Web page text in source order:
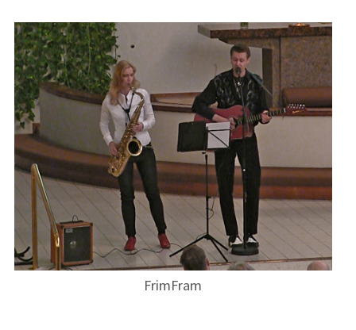
Stadin Friidut ja Stadin
Kundit
Kundi ja Friidu 2015
Kundi ja Friidu 2016
Kundi ja Friidu 2017
Kundi ja Friidu 2018
Stadin Slangi tv
FrimFram